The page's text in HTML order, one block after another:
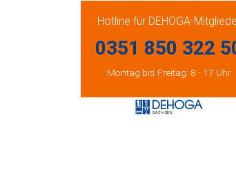
Hotline für DEHOGA-
0351 850 322
Montag bis Freitag: 8 - 17 Uhr